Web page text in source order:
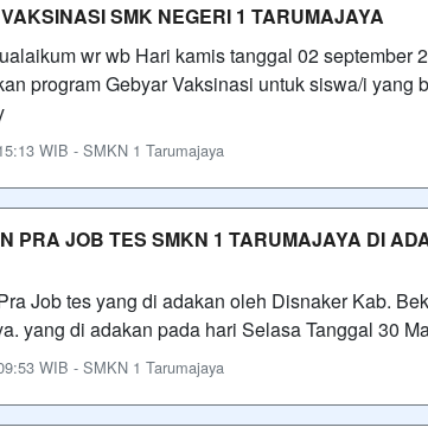
SMK NEGERI 1 TARUMAJAYA
wr wb Hari kamis tanggal 02 september
program Gebyar Vaksinasi untuk siswa/i yang
WIB - SMKN 1 Tarumajaya
PRA JOB TES SMKN 1 TARUMAJAYA DI
Job tes yang di adakan oleh Disnaker Kab.
yang di adakan pada hari Selasa Tanggal 30
WIB - SMKN 1 Tarumajaya